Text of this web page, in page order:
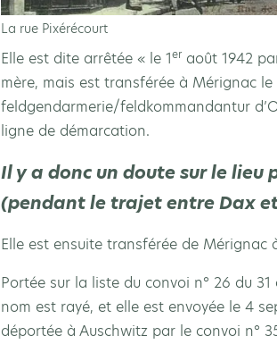
La rue Pixérécourt
Elle est dite arrêtée « le 1eraoût 1942
mère, mais est transférée à Mérignac
feldgendarmerie/feldkommandantur
ligne de démarcation.
Il y a donc un doute sur le lieu
(pendant le trajet entre Dax
Elle est ensuite transférée de Mérignac
Portée sur la liste du convoi n° 26 du
nom est rayé, et elle est envoyée le 4
déportée à Auschwitz par le convoi n°